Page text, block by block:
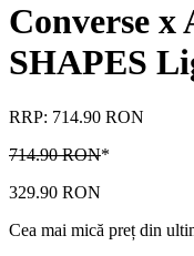
Converse x
SHAPES
RRP: 714.90 RON
714.90 RON*
329.90 RON
Cea mai mică preț din